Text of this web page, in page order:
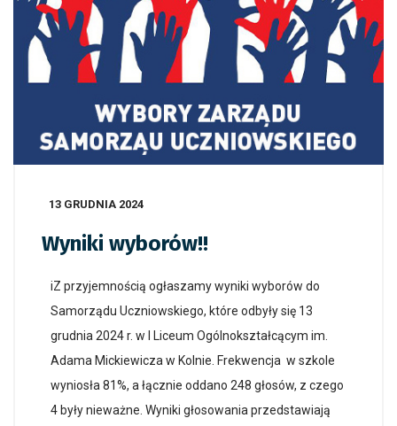
13 GRUDNIA 2024
Wyniki wyborów!!
iZ przyjemnością ogłaszamy wyniki wyborów do
Samorządu Uczniowskiego, które odbyły się 13
grudnia 2024 r. w I Liceum Ogólnokształcącym im.
Adama Mickiewicza w Kolnie. Frekwencja w szkole
wyniosła 81%, a łącznie oddano 248 głosów, z czego
4 były nieważne. Wyniki głosowania przedstawiają